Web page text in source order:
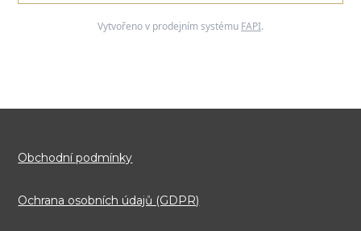
Vytvořeno v prodejním systému FAPI.
Obchodní podmínky
Ochrana osobních údajů (GDPR)